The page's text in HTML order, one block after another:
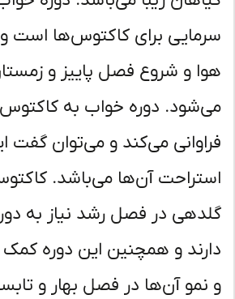
برای کاکتوس‌ها است و
و شروع فصل پاییز و زمستان
دوره خواب به
می‌کند و می‌توان گفت این
آن‌ها می‌باشد.
در فصل رشد نیاز به دوره
و همچنین این دوره کمک
آن‌ها در فصل بهار و